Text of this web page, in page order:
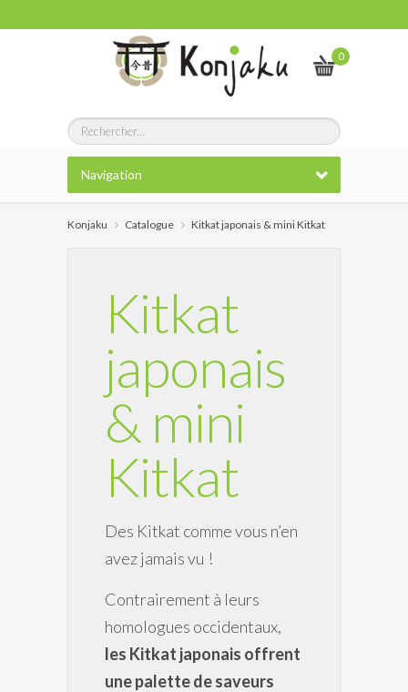
0
Navigation
Konjaku Catalogue Kitkat japonais & mini Kitkat
Kitkat
japonais
& mini
Kitkat
Des Kitkat comme vous n’en
avez jamais vu !
Contrairement à leurs
homologues occidentaux,
les Kitkat japonais offrent
une palette de saveurs